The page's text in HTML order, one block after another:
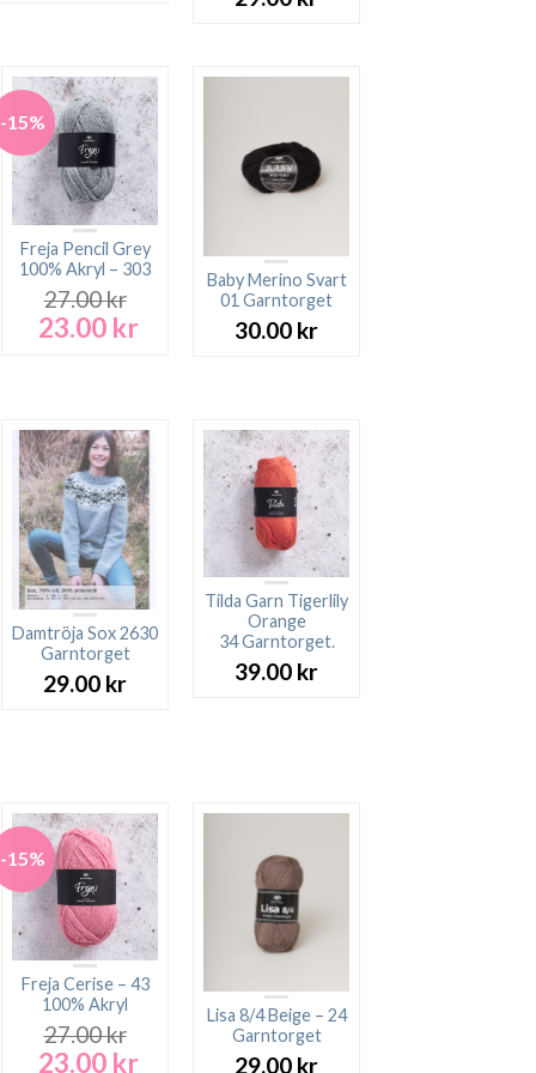
-15%
Freja Pencil Grey
100% Akryl – 303
27.00kr
Det
23.00 krDet
nuvarande
Baby Merino Svart
01 Garntorget
30.00 kr
Damtröja Sox 2630
Garntorget
29.00 kr
Tilda Garn Tigerlily
Orange
34 Garntorget.
39.00 kr
-15%
Freja Cerise – 43
100% Akryl
27.00kr
Det
23.00 krDet
Lisa 8/4 Beige – 24
Garntorget
29.00 kr